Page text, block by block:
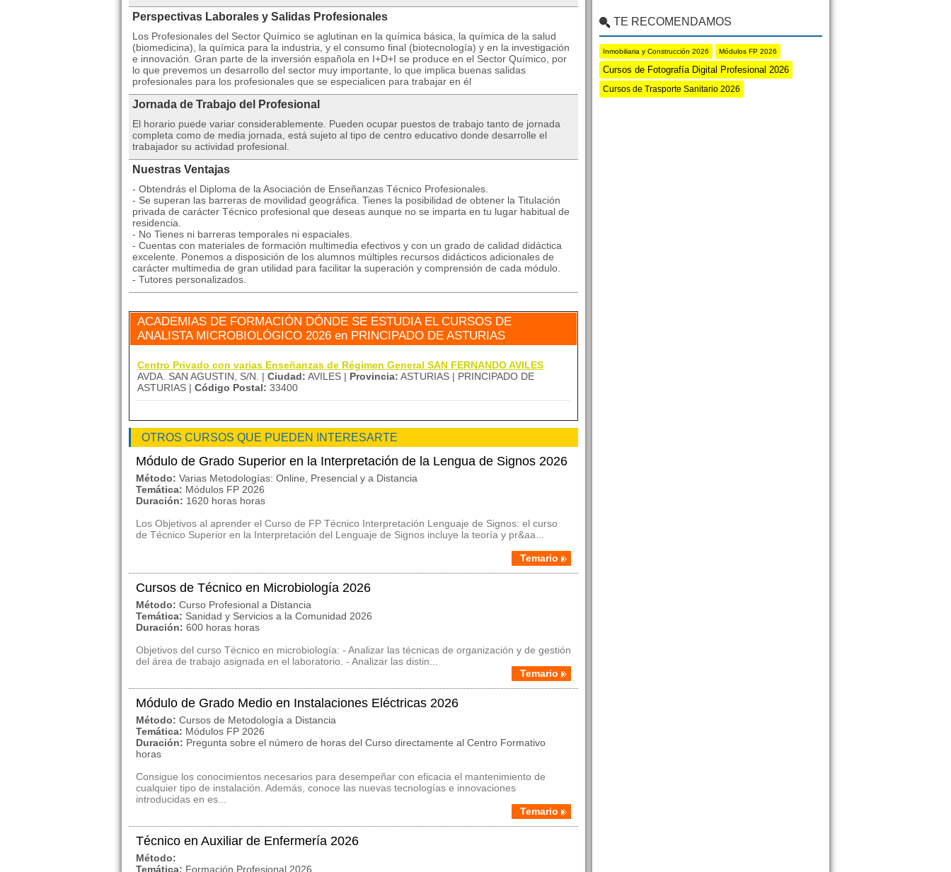
Perspectivas Laborales y Salidas Profesionales
Los Profesionales del Sector Químico se aglutinan en la química básica, la química de la salud
(biomedicina), la química para la industria, y el consumo final (biotecnología) y en la investigación
e innovación. Gran parte de la inversión española en I+D+I se produce en el Sector Químico, por
lo que prevemos un desarrollo del sector muy importante, lo que implica buenas salidas
profesionales para los profesionales que se especialicen para trabajar en él
Jornada de Trabajo del Profesional
El horario puede variar considerablemente. Pueden ocupar puestos de trabajo tanto de jornada
completa como de media jornada, está sujeto al tipo de centro educativo donde desarrolle el
trabajador su actividad profesional.
Nuestras Ventajas
- Obtendrás el Diploma de la Asociación de Enseñanzas Técnico Profesionales.
- Se superan las barreras de movilidad geográfica. Tienes la posibilidad de obtener la Titulación
privada de carácter Técnico profesional que deseas aunque no se imparta en tu lugar habitual de
residencia.
- No Tienes ni barreras temporales ni espaciales.
- Cuentas con materiales de formación multimedia efectivos y con un grado de calidad didáctica
excelente. Ponemos a disposición de los alumnos múltiples recursos didácticos adicionales de
carácter multimedia de gran utilidad para facilitar la superación y comprensión de cada módulo.
- Tutores personalizados.
ACADEMIAS DE FORMACIÓN DÓNDE SE ESTUDIA EL CURSOS DE
ANALISTA MICROBIOLÓGICO 2026 en PRINCIPADO DE ASTURIAS
Centro Privado con varias Enseñanzas de Régimen General SAN FERNANDO AVILES
AVDA. SAN AGUSTIN, S/N. | Ciudad: AVILES | Provincia: ASTURIAS | PRINCIPADO DE
ASTURIAS | Código Postal: 33400
OTROS CURSOS QUE PUEDEN INTERESARTE
Módulo de Grado Superior en la Interpretación de la Lengua de Signos 2026
Método: Varias Metodologías: Online, Presencial y a Distancia
Temática: Módulos FP 2026
Duración: 1620 horas horas
Los Objetivos al aprender el Curso de FP Técnico Interpretación Lenguaje de Signos: el curso
de Técnico Superior en la Interpretación del Lenguaje de Signos incluye la teoría y pr&aa...
Temario
Cursos de Técnico en Microbiología 2026
Método: Curso Profesional a Distancia
Temática: Sanidad y Servicios a la Comunidad 2026
Duración: 600 horas horas
Objetivos del curso Técnico en microbiología: - Analizar las técnicas de organización y de gestión
del área de trabajo asignada en el laboratorio. - Analizar las distin...
Temario
Módulo de Grado Medio en Instalaciones Eléctricas 2026
Método: Cursos de Metodología a Distancia
Temática: Módulos FP 2026
Duración: Pregunta sobre el número de horas del Curso directamente al Centro Formativo
horas
Consigue los conocimientos necesarios para desempeñar con eficacia el mantenimiento de
cualquier tipo de instalación. Además, conoce las nuevas tecnologías e innovaciones
introducidas en es...
Temario
Técnico en Auxiliar de Enfermería 2026
Método:
Temática: Formación Profesional 2026
TE RECOMENDAMOS
Inmobiliaria y Construcción 2026 Módulos FP 2026
Cursos de Fotografía Digital Profesional 2026
Cursos de Trasporte Sanitario 2026